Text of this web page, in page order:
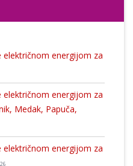
električnom energijom za
električnom energijom za
Medak, Papuča,
električnom energijom za